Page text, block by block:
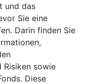
und das
Sie eine
Darin finden Sie
Risiken sowie
Diese